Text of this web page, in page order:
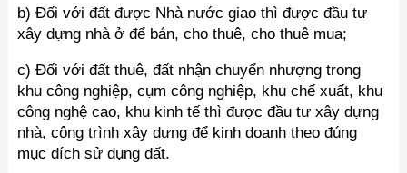
b) Đối với đất được Nhà nước giao thì được đầu tư
xây dựng nhà ở để bán, cho thuê, cho thuê mua;
c) Đối với đất thuê, đất nhận chuyển nhượng trong
khu công nghiệp, cụm công nghiệp, khu chế xuất, khu
công nghệ cao, khu kinh tế thì được đầu tư xây dựng
nhà, công trình xây dựng để kinh doanh theo đúng
mục đích sử dụng đất.